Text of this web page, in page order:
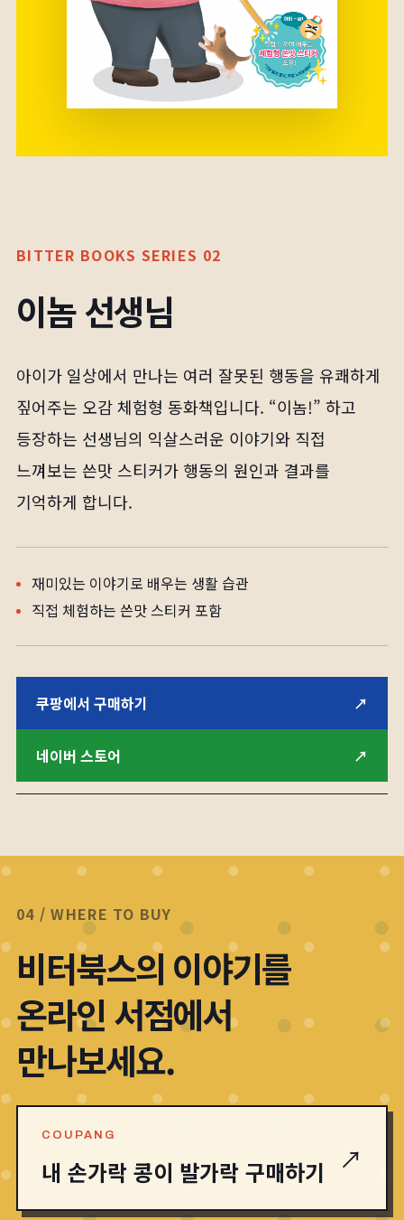
BITTER BOOKS SERIES 02
이놈 선생님
아이가 일상에서 만나는 여러 잘못된 행동을 유쾌하게
짚어주는 오감 체험형 동화책입니다. “이놈!” 하고
등장하는 선생님의 익살스러운 이야기와 직접
느껴보는 쓴맛 스티커가 행동의 원인과 결과를
기억하게 합니다.
재미있는 이야기로 배우는 생활 습관
직접 체험하는 쓴맛 스티커 포함
쿠팡에서 구매하기 ↗
네이버 스토어 ↗
04 / WHERE TO BUY
비터북스의 이야기를
온라인 서점에서
만나보세요.
COUPANG
내 손가락 콩이 발가락 구매하기 ↗